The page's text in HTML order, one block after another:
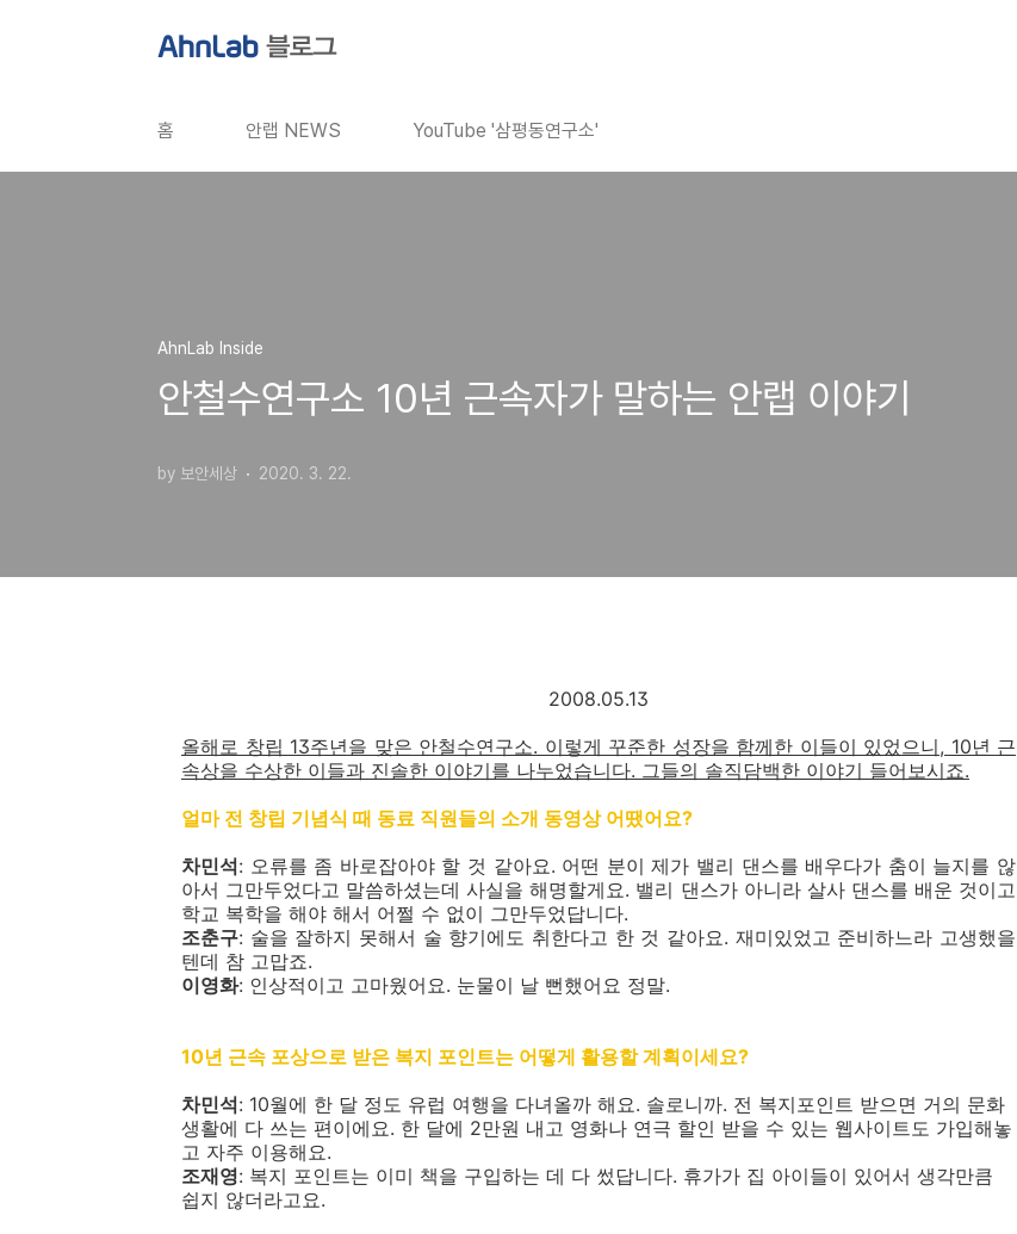
홈 안랩 NEWS YouTube '삼평동연구소'
AhnLab Inside
안철수연구소 10년 근속자가 말하는 안랩 이야기
by 보안세상 2020. 3. 22.
2008.05.13
올해로 창립 13주년을 맞은 안철수연구소. 이렇게 꾸준한 성장을 함께한 이들이 있었으니, 10년 근
속상을 수상한 이들과 진솔한 이야기를 나누었습니다. 그들의 솔직담백한 이야기 들어보시죠.
얼마 전 창립 기념식 때 동료 직원들의 소개 동영상 어땠어요?
차민석: 오류를 좀 바로잡아야 할 것 같아요. 어떤 분이 제가 밸리 댄스를 배우다가 춤이 늘지를 않
아서 그만두었다고 말씀하셨는데 사실을 해명할게요. 밸리 댄스가 아니라 살사 댄스를 배운 것이고
학교 복학을 해야 해서 어쩔 수 없이 그만두었답니다.
조춘구: 술을 잘하지 못해서 술 향기에도 취한다고 한 것 같아요. 재미있었고 준비하느라 고생했을
텐데 참 고맙죠.
이영화: 인상적이고 고마웠어요. 눈물이 날 뻔했어요 정말.
10년 근속 포상으로 받은 복지 포인트는 어떻게 활용할 계획이세요?
차민석: 10월에 한 달 정도 유럽 여행을 다녀올까 해요. 솔로니까. 전 복지포인트 받으면 거의 문화
생활에 다 쓰는 편이에요. 한 달에 2만원 내고 영화나 연극 할인 받을 수 있는 웹사이트도 가입해놓
고 자주 이용해요.
조재영: 복지 포인트는 이미 책을 구입하는 데 다 썼답니다. 휴가가 집 아이들이 있어서 생각만큼
쉽지 않더라고요.